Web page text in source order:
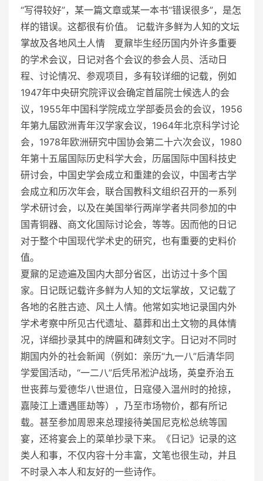
“写得较好”，某一篇文章或某一本书“错误很多”，是怎
样的错误。这都很有价值。 记载许多鲜为人知的文坛
掌故及各地风土人情 夏鼐毕生经历国内外许多重要
的学术会议，日记对各个会议的参会人员、活动日
程、讨论情况、参观项目，多有较详细的记载，例如
1947年中央研究院评议会确定首届院士候选人的会
议，1955年中国科学院成立学部委员会的会议，1956
年第九届欧洲青年汉学家会议，1964年北京科学讨论
会，1978年欧洲研究中国协会第二十六次会议，1980
年第十五届国际历史科学大会，历届国际中国科技史
研讨会，中国史学会成立和重建的会议，中国考古学
会成立和历次年会，联合国教科文组织召开的一系列
学术研讨会，以及在美国举行两岸学者共同参加的中
国青铜器、商文化国际讨论会，等等。因而他的日记
对于整个中国现代学术史的研究，也有重要的史料价
值。
夏鼐的足迹遍及国内大部分省区，出访过十多个国
家。日记既记载许多鲜为人知的文坛掌故，又记载了
各地的名胜古迹、风土人情。他常如实地记录国内外
学术考察中所见古代遗址、墓葬和出土文物的具体情
况，详细抄录其中的牌匾和碑刻文字。日记对不同时
期国内外的社会新闻（例如：亲历“九一八”后清华同
学爱国活动，“一二八”后凭吊淞沪战场，英皇乔治五
世丧葬与爱德华八世退位，日寇侵入温州时的抢掠，
嘉陵江上遭遇匪劫等），乃至市场物价，都有所记
载。甚至参加周恩来总理接待美国尼克松总统等国
宴，还将宴会上的菜单抄录下来。《日记》记录的这
类人和事，不仅内容十分丰富，文笔也很生动，并且
不时录入本人和友好的一些诗作。